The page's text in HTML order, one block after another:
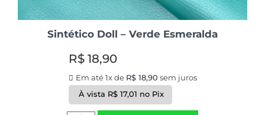
Sintético Doll – Verde Esmeralda
R$18,90
Em até 1x de R$18,90 sem juros
À vista R$ 17,01 no Pix